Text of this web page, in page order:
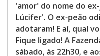
'amor' do nome do
Lúcifer'. O ex-peão
adotaram! E aí, qual
Fique ligado! A
sábado, às 22h30, e